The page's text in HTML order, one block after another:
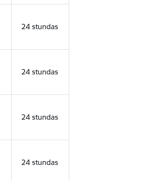
24 stundas
24 stundas
24 stundas
24 stundas